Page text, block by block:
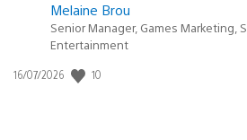
Melaine Brou
Senior Manager, Games Marketing,
Entertainment
Fecha
16/07/2026 10